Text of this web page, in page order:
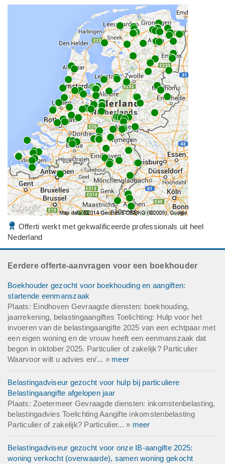
Offerti werkt met gekwalificeerde professionals uit heel
Nederland
Eerdere offerte-aanvragen voor een boekhouder
Boekhouder gezocht voor boekhouding en aangiften:
startende eenmanszaak
Plaats: Eindhoven Gevraagde diensten: boekhouding,
jaarrekening, belastingaangiftes Toelichting: Hulp voor het
invoeren van de belastingaangifte 2025 van een echtpaar met
een eigen woning en de vrouw heeft een eenmanszaak dat
begon in oktober 2025. Particulier of zakelijk? Particulier
Waarvoor wilt u advies en/... » meer
Belastingadviseur gezocht voor hulp bij particuliere
Belastingaangifte afgelopen jaar
Plaats: Zoetermeer Gevraagde diensten: inkomstenbelasting,
belastingadvies Toelichting Aangifte inkomstenbelasting
Particulier of zakelijk? Particulier... » meer
Belastingadviseur gezocht voor onze IB-aangifte 2025:
woning verkocht (overwaarde), samen woning gekocht